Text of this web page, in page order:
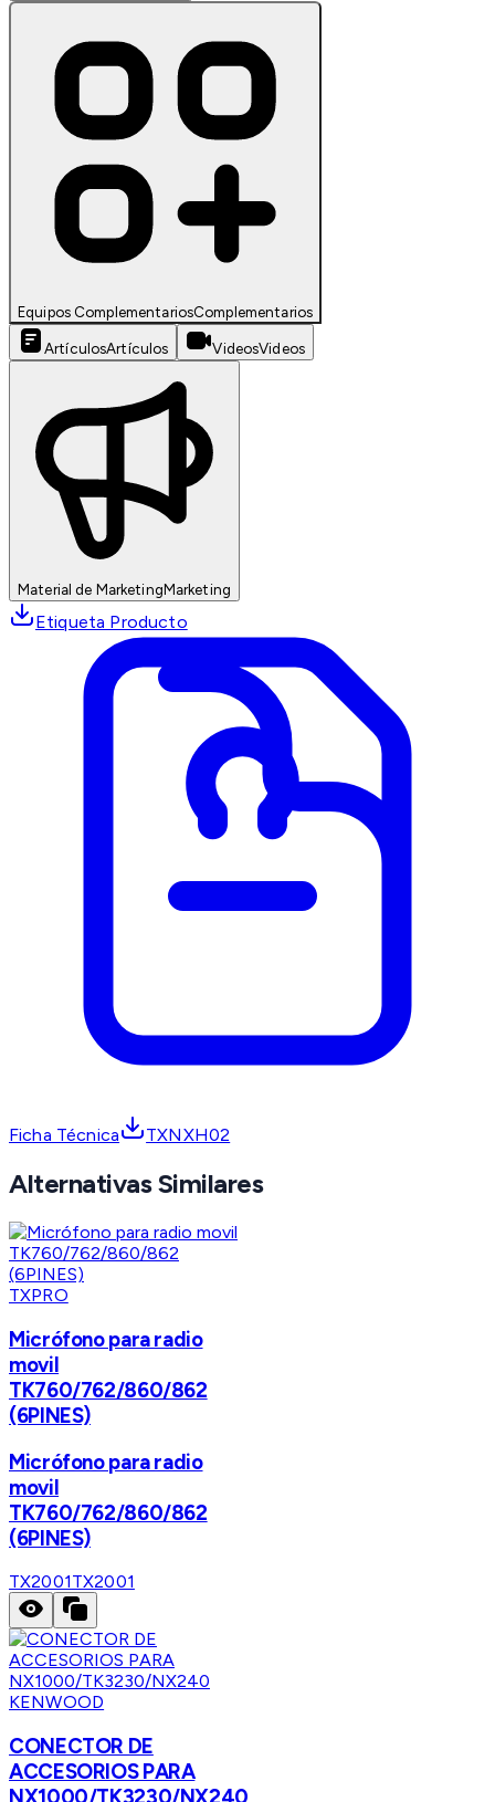
Equipos ComplementariosComplementarios
ArtículosArtículos VideosVideos
Material de MarketingMarketing
Etiqueta Producto
Ficha Técnica TXNXH02
Alternativas Similares
TXPRO
Micrófono para radio
movil
TK760/762/860/862
(6PINES)
Micrófono para radio
movil
TK760/762/860/862
(6PINES)
TX2001TX2001
KENWOOD
CONECTOR DE
ACCESORIOS PARA